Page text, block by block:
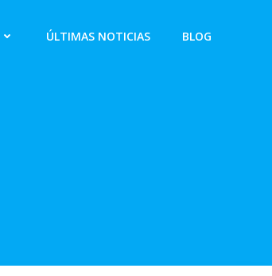
ÚLTIMAS NOTICIAS BLOG